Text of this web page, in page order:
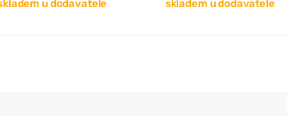
u dodavatele skladem u dodavatele